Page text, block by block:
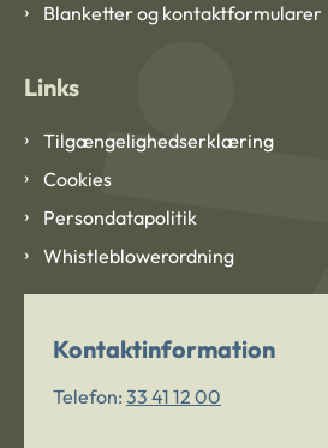
Blanketter og kontaktformularer
Links
Tilgængelighedserklæring
Cookies
Persondatapolitik
Whistleblowerordning
Kontaktinformation
Telefon: 33 41 12 00